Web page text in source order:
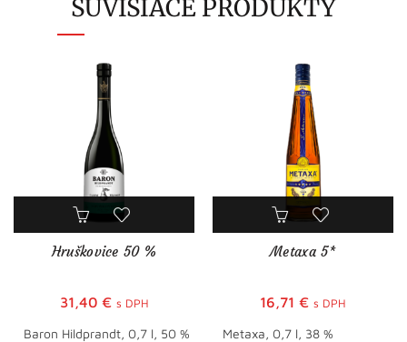
SÚVISIACE PRODUKTY
Hruškovice 50 %
31,40 € s DPH
Baron Hildprandt, 0,7 l, 50 %
Metaxa 5*
16,71 € s DPH
Metaxa, 0,7 l, 38 %